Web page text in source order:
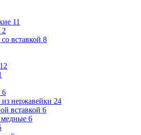
11
2
вставкой 8
12
6
нержавейки 24
вставкой 6
6